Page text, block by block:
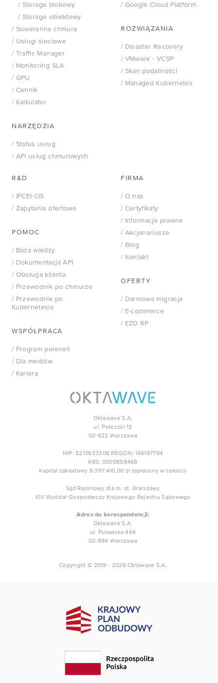
Oktawave S.A.
ul. Poleczki 13
02-822 Warszawa
NIP: 5213633306 REGON: 146197794
KRS: 0000858468
Kapitał zakładowy 5.397.410,00 zł (opłacony w całości)
Sąd Rejonowy dla m. st. Warszawy
XIII Wydział Gospodarczy Krajowego Rejestru Sądowego
Adres do korespondencji:
Oktawave S.A.
ul. Puławska 464
02-884 Warszawa
Copyright © 2019 - 2026 Oktawave S.A.
/ Storage blokowy
/ Storage obiektowy
/ Suwerenna chmura
/ Usługi sieciowe
/ Traffic Manager
/ Monitoring SLA
/ GPU
/ Cennik
/ Kalkulator
NARZĘDZIA
/ Status usług
/ API usług chmurowych
/ Google Cloud Platform
ROZWIĄZANIA
/ Disaster Recovery
/ VMware - VCSP
/ Skan podatności
/ Managed Kubernetes
R&D
/ IPCEI-CIS
/ Zapytania ofertowe
POMOC
/ Baza wiedzy
/ Dokumentacja API
/ Obsługa klienta
/ Przewodnik po chmurze
/ Przewodnik po
Kubernetesie
WSPÓŁPRACA
/ Program poleceń
/ Dla mediów
/ Kariera
FIRMA
/ O nas
/ Certyfikaty
/ Informacje prawne
/ Akcjonariusze
/ Blog
/ Kontakt
OFERTY
/ Darmowa migracja
/ E-commerce
/ EZD RP